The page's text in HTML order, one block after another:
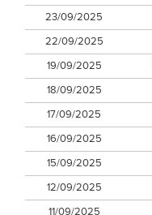
23/09/2025
22/09/2025
19/09/2025
18/09/2025
17/09/2025
16/09/2025
15/09/2025
12/09/2025
11/09/2025